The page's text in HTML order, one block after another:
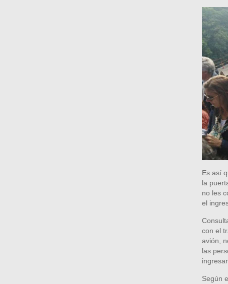
Es así
la
no les
el
con el
avión,
las
Según